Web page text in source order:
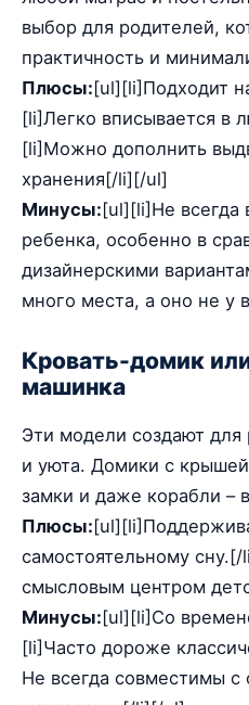
выбор для родителей,
практичность и
Плюсы:[ul][li]Подходит
[li]Легко вписывается в
[li]Можно дополнить
хранения[/li][/ul]
Минусы:[ul][li]Не всегда
ребенка, особенно в
дизайнерскими
много места, а оно не у
Кровать-домик
машинка
Эти модели создают
и уюта. Домики с
замки и даже корабли –
Плюсы:
самостоятельному
смысловым центром
Минусы:[ul][li]Со
[li]Часто дороже
Не всегда совместимы с